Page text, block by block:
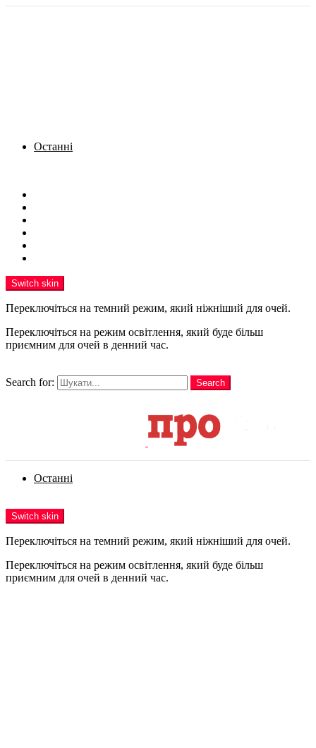
Останні
Switch skin
Переключіться на темний режим, який ніжніший для очей.
Переключіться на режим освітлення, який буде більш
приємним для очей в денний час.
Search for:
Search
Останні
Switch skin
Переключіться на темний режим, який ніжніший для очей.
Переключіться на режим освітлення, який буде більш
приємним для очей в денний час.